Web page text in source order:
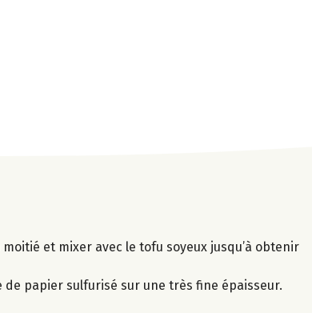
et mixer avec le tofu soyeux jusqu’à obtenir
de papier sulfurisé sur une très fine épaisseur.